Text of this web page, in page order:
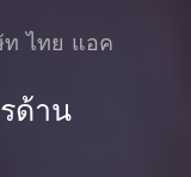
ไทย แอค
ด้าน